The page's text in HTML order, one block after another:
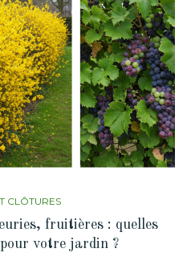
CLÔTURES
fruitières : quelles
pour votre jardin ?